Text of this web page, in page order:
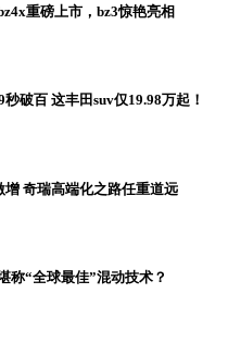
重磅上市，bz3惊艳亮相
破百 这丰田suv仅19.98万起！
奇瑞高端化之路任重道远
称“全球最佳”混动技术？